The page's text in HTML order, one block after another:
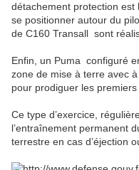
détachement protection
se positionner autour du
de C160 Transall sont
Enfin, un Puma configuré
zone de mise à terre avec
pour prodiguer les
Ce type d’exercice,
l’entraînement permanent
terrestre en cas d’éjection